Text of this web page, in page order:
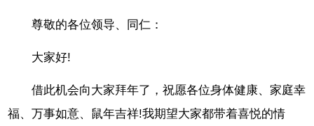
尊敬的各位领导、同仁：
大家好!
借此机会向大家拜年了，祝愿各位身体健康、家庭幸
福、万事如意、鼠年吉祥!我期望大家都带着喜悦的情